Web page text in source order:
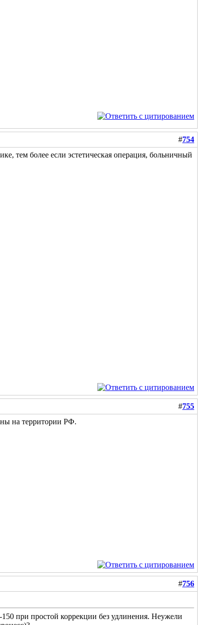
#754
тем более если эстетическая операция, больничный
#755
на территории РФ.
#756
при простой коррекции без удлинения. Неужели